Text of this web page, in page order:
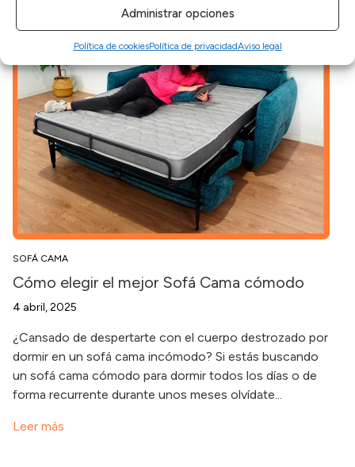
Administrar opciones
Política de cookiesPolítica de privacidadAviso legal
SOFÁ CAMA
Cómo elegir el mejor Sofá Cama cómodo
4 abril, 2025
¿Cansado de despertarte con el cuerpo destrozado por
dormir en un sofá cama incómodo? Si estás buscando
un sofá cama cómodo para dormir todos los días o de
forma recurrente durante unos meses olvídate...
Leer más